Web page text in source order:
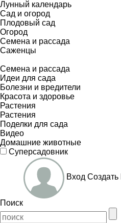
Лунный календарь
Сад и огород
Плодовый сад
Огород
Семена и рассада
Саженцы
Семена и рассада
Идеи для сада
Болезни и вредители
Красота и здоровье
Растения
Растения
Поделки для сада
Видео
Домашние животные
Суперсадовник
Вход Создать
Поиск